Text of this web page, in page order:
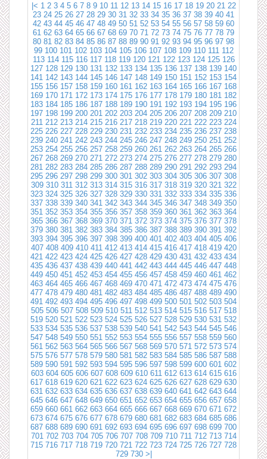
|< 1 2 3 4 5 6 7 8 9 10 11 12 13 14 15 16 17 18 19 20 21 22
23 24 25 26 27 28 29 30 31 32 33 34 35 36 37 38 39 40 41
42 43 44 45 46 47 48 49 50 51 52 53 54 55 56 57 58 59 60
61 62 63 64 65 66 67 68 69 70 71 72 73 74 75 76 77 78 79
80 81 82 83 84 85 86 87 88 89 90 91 92 93 94 95 96 97 98
99 100 101 102 103 104 105 106 107 108 109 110 111 112
113 114 115 116 117 118 119 120 121 122 123 124 125 126
127 128 129 130 131 132 133 134 135 136 137 138 139 140
141 142 143 144 145 146 147 148 149 150 151 152 153 154
155 156 157 158 159 160 161 162 163 164 165 166 167 168
169 170 171 172 173 174 175 176 177 178 179 180 181 182
183 184 185 186 187 188 189 190 191 192 193 194 195 196
197 198 199 200 201 202 203 204 205 206 207 208 209 210
211 212 213 214 215 216 217 218 219 220 221 222 223 224
225 226 227 228 229 230 231 232 233 234 235 236 237 238
239 240 241 242 243 244 245 246 247 248 249 250 251 252
253 254 255 256 257 258 259 260 261 262 263 264 265 266
267 268 269 270 271 272 273 274 275 276 277 278 279 280
281 282 283 284 285 286 287 288 289 290 291 292 293 294
295 296 297 298 299 300 301 302 303 304 305 306 307 308
309 310 311 312 313 314 315 316 317 318 319 320 321 322
323 324 325 326 327 328 329 330 331 332 333 334 335 336
337 338 339 340 341 342 343 344 345 346 347 348 349 350
351 352 353 354 355 356 357 358 359 360 361 362 363 364
365 366 367 368 369 370 371 372 373 374 375 376 377 378
379 380 381 382 383 384 385 386 387 388 389 390 391 392
393 394 395 396 397 398 399 400 401 402 403 404 405 406
407 408 409 410 411 412 413 414 415 416 417 418 419 420
421 422 423 424 425 426 427 428 429 430 431 432 433 434
435 436 437 438 439 440 441 442 443 444 445 446 447 448
449 450 451 452 453 454 455 456 457 458 459 460 461 462
463 464 465 466 467 468 469 470 471 472 473 474 475 476
477 478 479 480 481 482 483 484 485 486 487 488 489 490
491 492 493 494 495 496 497 498 499 500 501 502 503 504
505 506 507 508 509 510 511 512 513 514 515 516 517 518
519 520 521 522 523 524 525 526 527 528 529 530 531 532
533 534 535 536 537 538 539 540 541 542 543 544 545 546
547 548 549 550 551 552 553 554 555 556 557 558 559 560
561 562 563 564 565 566 567 568 569 570 571 572 573 574
575 576 577 578 579 580 581 582 583 584 585 586 587 588
589 590 591 592 593 594 595 596 597 598 599 600 601 602
603 604 605 606 607 608 609 610 611 612 613 614 615 616
617 618 619 620 621 622 623 624 625 626 627 628 629 630
631 632 633 634 635 636 637 638 639 640 641 642 643 644
645 646 647 648 649 650 651 652 653 654 655 656 657 658
659 660 661 662 663 664 665 666 667 668 669 670 671 672
673 674 675 676 677 678 679 680 681 682 683 684 685 686
687 688 689 690 691 692 693 694 695 696 697 698 699 700
701 702 703 704 705 706 707 708 709 710 711 712 713 714
715 716 717 718 719 720 721 722 723 724 725 726 727 728
729 730 >|